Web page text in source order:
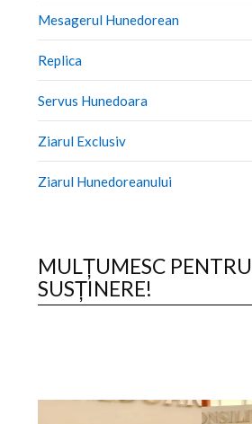
Mesagerul Hunedorean
Replica
Servus Hunedoara
Ziarul Exclusiv
Ziarul Hunedoreanului
MULȚUMESC PENTRU
SUSȚINERE!